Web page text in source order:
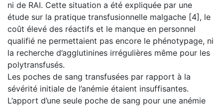
ni de RAI. Cette situation a été expliquée par une
étude sur la pratique transfusionnelle malgache [4], le
coût élevé des réactifs et le manque en personnel
qualifié ne permettaient pas encore le phénotypage, ni
la recherche d’agglutinines irrégulières même pour les
polytransfusés.
Les poches de sang transfusées par rapport à la
sévérité initiale de l’anémie étaient insuffisantes.
L’apport d’une seule poche de sang pour une anémie